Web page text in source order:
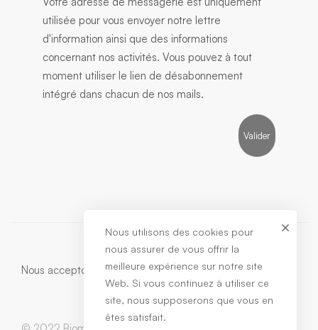
utilisée pour vous envoyer notre lettre
d'information ainsi que des informations
concernant nos activités. Vous pouvez à tout
moment utiliser le lien de désabonnement
intégré dans chacun de nos mails.
Nous acceptons:
Nous utilisons des cookies pour
nous assurer de vous offrir la
meilleure expérience sur notre site
Web. Si vous continuez à utiliser ce
site, nous supposerons que vous en
êtes satisfait.